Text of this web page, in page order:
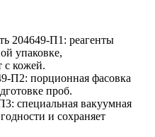
204649-П1: реагенты
упаковке,
с кожей.
П2: порционная фасовка
проб.
специальная вакуумная
и сохраняет